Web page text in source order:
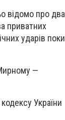
відомо про два
приватних
ударів поки
—
України